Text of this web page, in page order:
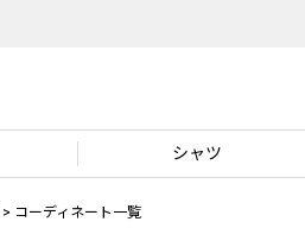
シャツ
コーディネート一覧